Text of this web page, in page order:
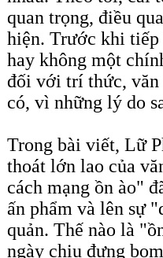
quan trọng, điều
hiện. Trước khi
hay không một
đối với trí thức, văn
có, vì những lý do
Trong bài viết, Lữ
thoát lớn lao của
cách mạng ồn ào"
ấn phẩm và lên sự
quản. Thế nào là
ngày chịu đựng